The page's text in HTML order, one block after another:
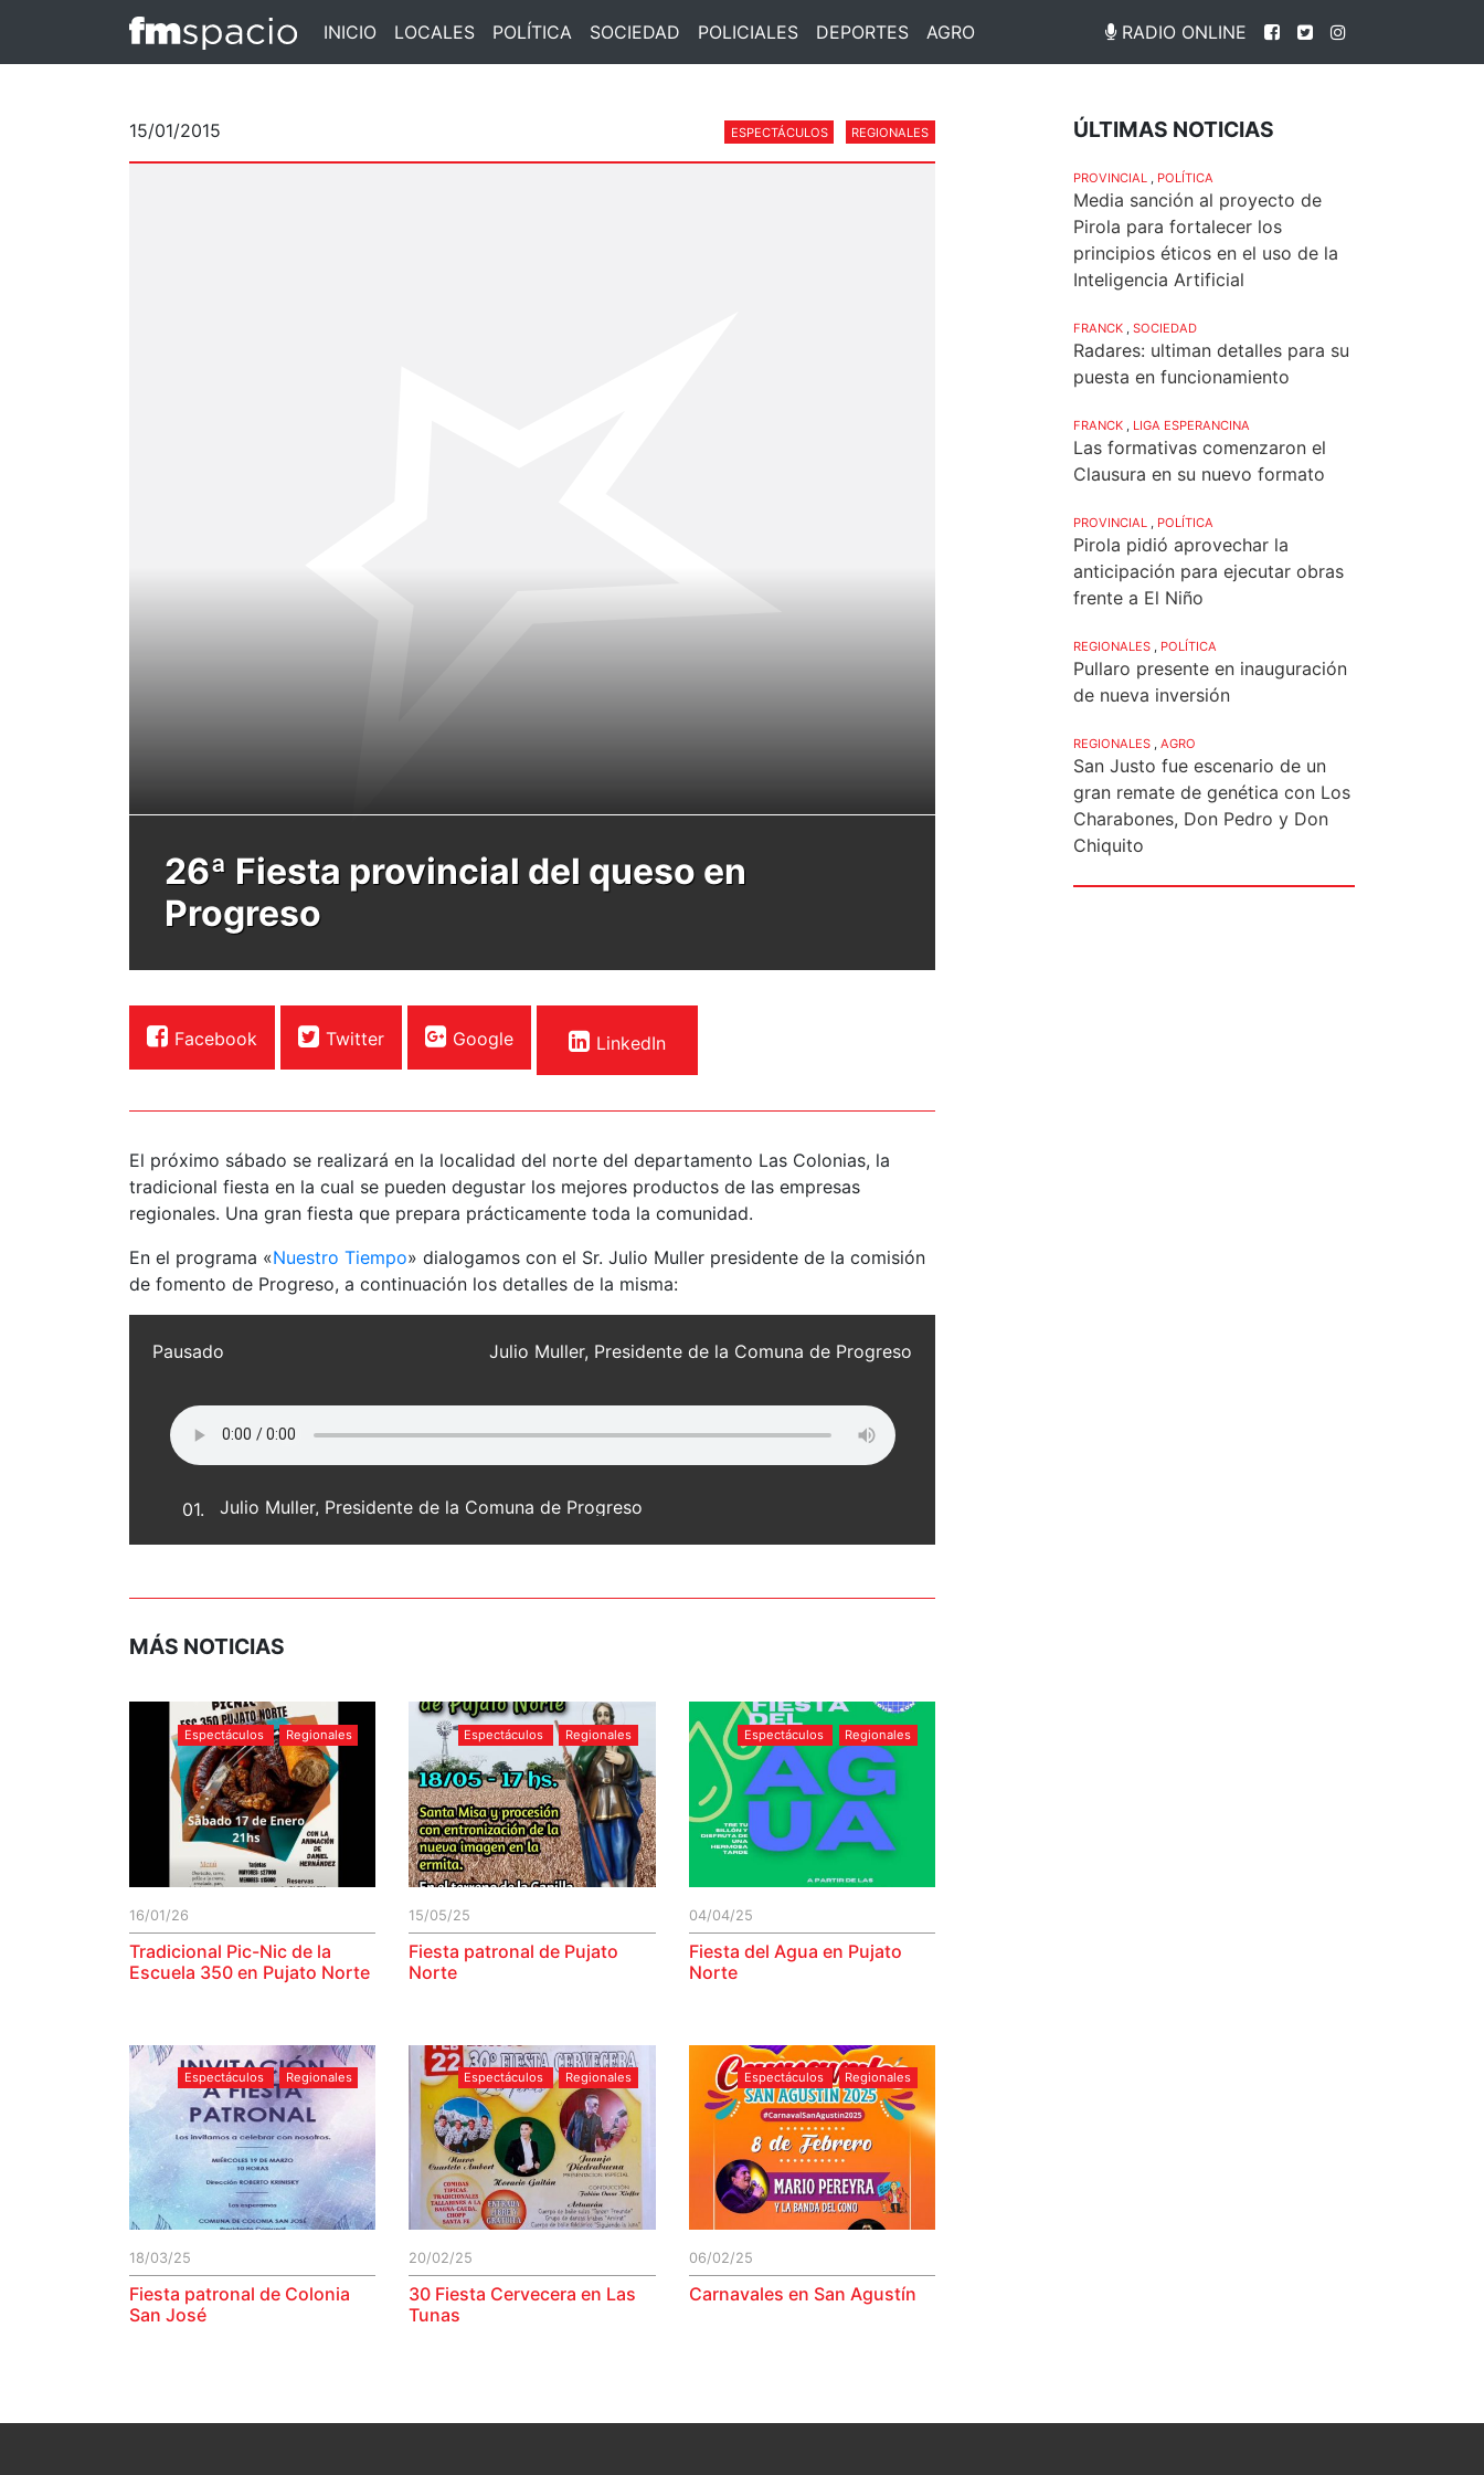
INICIO LOCALES POLÍTICA SOCIEDAD POLICIALES DEPORTES AGRO RADIO ONLINE
15/01/2015 ESPECTÁCULOS REGIONALES
26ª Fiesta provincial del queso en
Progreso
Facebook Twitter Google LinkedIn
El próximo sábado se realizará en la localidad del norte del departamento Las Colonias, la
tradicional fiesta en la cual se pueden degustar los mejores productos de las empresas
regionales. Una gran fiesta que prepara prácticamente toda la comunidad.
En el programa «Nuestro Tiempo» dialogamos con el Sr. Julio Muller presidente de la comisión
de fomento de Progreso, a continuación los detalles de la misma:
Pausado Julio Muller, Presidente de la Comuna de Progreso
01. Julio Muller, Presidente de la Comuna de Progreso
MÁS NOTICIAS
Espectáculos Regionales
16/01/26
Tradicional Pic-Nic de la
Escuela 350 en Pujato Norte
Espectáculos Regionales
15/05/25
Fiesta patronal de Pujato
Norte
Espectáculos Regionales
04/04/25
Fiesta del Agua en Pujato
Norte
Espectáculos Regionales
18/03/25
Fiesta patronal de Colonia
San José
Espectáculos Regionales
20/02/25
30 Fiesta Cervecera en Las
Tunas
Espectáculos Regionales
06/02/25
Carnavales en San Agustín
ÚLTIMAS NOTICIAS
PROVINCIAL POLÍTICA
Media sanción al proyecto de
Pirola para fortalecer los
principios éticos en el uso de la
Inteligencia Artificial
FRANCK SOCIEDAD
Radares: ultiman detalles para su
puesta en funcionamiento
FRANCK LIGA ESPERANCINA
Las formativas comenzaron el
Clausura en su nuevo formato
PROVINCIAL POLÍTICA
Pirola pidió aprovechar la
anticipación para ejecutar obras
frente a El Niño
REGIONALES POLÍTICA
Pullaro presente en inauguración
de nueva inversión
REGIONALES AGRO
San Justo fue escenario de un
gran remate de genética con Los
Charabones, Don Pedro y Don
Chiquito